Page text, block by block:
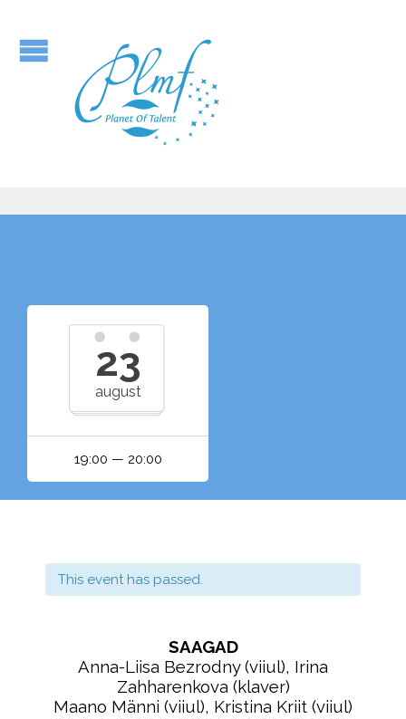
23
august
19:00 — 20:00
This event has passed.
SAAGAD
Anna-Liisa Bezrodny (viiul), Irina
Zahharenkova (klaver)
Maano Männi (viiul), Kristina Kriit (viiul)